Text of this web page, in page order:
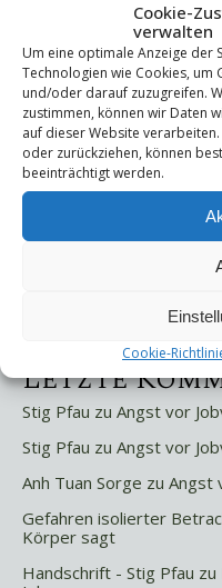
Cookie-
verwalten
Um eine optimale Anzeige der
Technologien wie Cookies,
und/oder darauf zuzugreifen.
zustimmen, können wir Daten
auf dieser Website
oder zurückziehen, können
beeinträchtigt werden.
Cookie-
Suchen
Letzte
Die Mentale
Wettbewerbsfähigkeit
Letzte
Stig Pfau zu Angst vor
Stig Pfau zu Angst vor
Anh Tuan Sorge zu Angst
Gefahren isolierter
Körper sagt
Handschrift - Stig Pfau zu